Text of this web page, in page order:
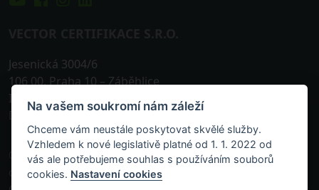
Jesenická 3004/6
106 00,Praha 10– Záběhlice
IČO: 242 25 576
DIČ: CZ24225576
© 2013-2026, VECTOR Certifikace s.r.o. je akreditovanou
osobou zapsanou v příslušném rejstříku vedeném
Na vašem soukromí nám záleží
Chceme vám neustále poskytovat skvělé služby.
Vzhledem k nové legislativě platné od 1. 1. 2022 od
vás ale potřebujeme souhlas s používáním souborů
cookies. Nastavení cookies